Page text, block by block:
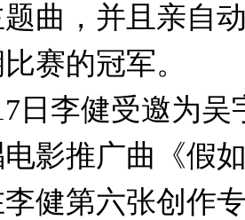
曲，并且亲自
赛的冠军。
日李健受邀为
影推广曲《假
健第六张创作